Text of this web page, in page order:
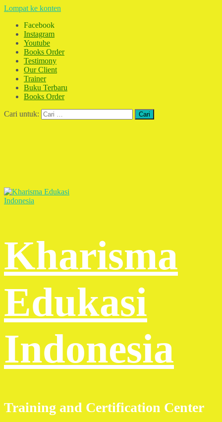
Lompat ke konten
Facebook
Instagram
Youtube
Books Order
Testimony
Our Client
Trainer
Buku Terbaru
Books Order
Cari untuk:
Kharisma
Edukasi
Indonesia
Training and Certification Center